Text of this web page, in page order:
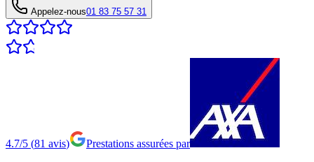
Appelez-nous01 83 75 57 31
4.7/5 (81 avis) Prestations assurées par